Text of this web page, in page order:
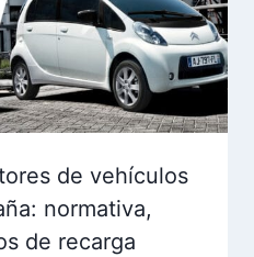
de vehículos
normativa,
de recarga